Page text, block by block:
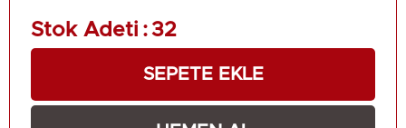
Stok Adeti :32